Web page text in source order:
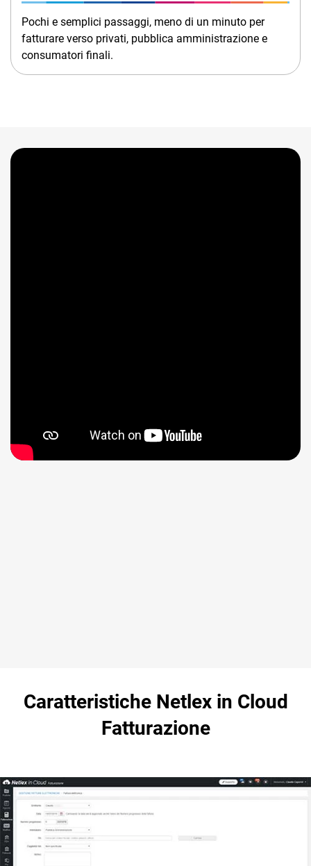
Pochi e semplici passaggi, meno di un minuto per
fatturare verso privati, pubblica amministrazione e
consumatori finali.
Caratteristiche Netlex in Cloud
Fatturazione